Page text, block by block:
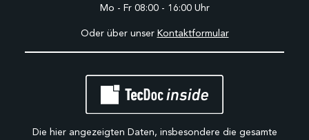
Mo - Fr 08:00 - 16:00 Uhr
Oder über unser Kontaktformular
Die hier angezeigten Daten, insbesondere die gesamte